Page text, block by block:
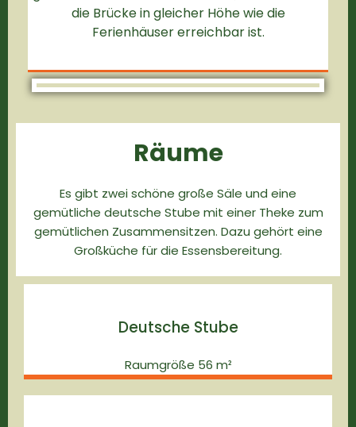
die Brücke in gleicher Höhe wie die
Ferienhäuser erreichbar ist.
Räume
Es gibt zwei schöne große Säle und eine
gemütliche deutsche Stube mit einer Theke zum
gemütlichen Zusammensitzen. Dazu gehört eine
Großküche für die Essensbereitung.
Deutsche Stube
Raumgröße 56 m²